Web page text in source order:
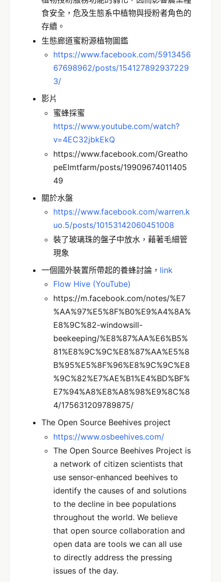
食安全，危及生態系中植物與授粉者角色的
存續。
生態廊道蜜粉源植物圖鑑
https://www.facebook.com/5913456
67698962/posts/154127892937229
3/
影片
蜜蜂採蜜
https://www.youtube.com/watch?
v=4EC32jbkEkQ
https://www.facebook.com/Greatho
peElmtfarm/posts/19909674011405
49
關於水盤
https://www.facebook.com/warren.k
uo.5/posts/10153142060451008
裝了玻璃珠的盤子中放水，藉著毛細管
現象
一個國外裝置所帶起的養蜂討論， link
Flow Hive (YouTube)
https://m.facebook.com/notes/%E7
%AA%97%E5%8F%B0%E9%A4%8A%
E8%9C%82-windowsill-
beekeeping/%E8%87%AA%E6%B5%
81%E8%9C%9C%E8%87%AA%E5%8
B%95%E5%8F%96%E8%9C%9C%E8
%9C%82%E7%AE%B1%E4%BD%BF%
E7%94%A8%E8%A8%98%E9%8C%8
4/175631209789875/
The Open Source Beehives project
https://www.osbeehives.com/
The Open Source Beehives Project is
a network of citizen scientists that
use sensor-enhanced beehives to
identify the causes of and solutions
to the decline in bee populations
throughout the world. We believe
that open source collaboration and
open data are tools we can all use
to directly address the pressing
issues of the day.